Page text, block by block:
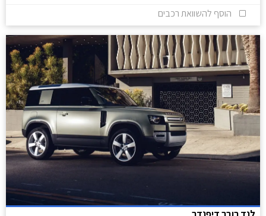
הוסף להשוואת רכבים